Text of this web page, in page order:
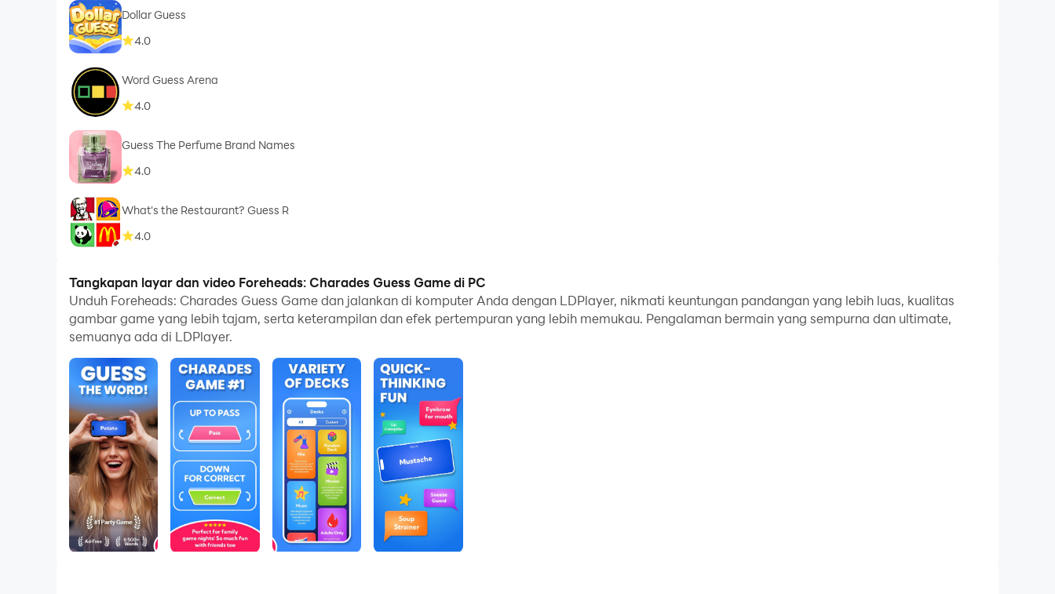
Dollar Guess
4.0
Word Guess Arena
4.0
Guess The Perfume Brand Names
4.0
What's the Restaurant? Guess R
4.0
Tangkapan layar dan video Foreheads: Charades Guess Game di PC
Unduh Foreheads: Charades Guess Game dan jalankan di komputer Anda dengan LDPlayer, nikmati keuntungan pandangan yang lebih luas, kualitas
gambar game yang lebih tajam, serta keterampilan dan efek pertempuran yang lebih memukau. Pengalaman bermain yang sempurna dan ultimate,
semuanya ada di LDPlayer.